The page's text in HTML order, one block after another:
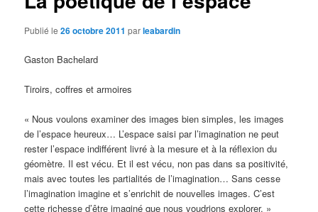
Publié le26 octobre 2011 parleabardin
Gaston Bachelard
Tiroirs, coffres et armoires
« Nous voulons examiner des images bien simples, les images
de l’espace heureux… L’espace saisi par l’imagination ne peut
rester l’espace indifférent livré à la mesure et à la réflexion du
géomètre. Il est vécu. Et il est vécu, non pas dans sa positivité,
mais avec toutes les partialités de l’imagination… Sans cesse
l’imagination imagine et s’enrichit de nouvelles images. C’est
cette richesse d’être imaginé que nous voudrions explorer. »